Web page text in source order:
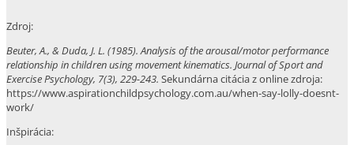
Zdroj:
Beuter, A., & Duda, J. L. (1985). Analysis of the arousal/motor performance
relationship in children using movement kinematics. Journal of Sport and
Exercise Psychology, 7(3), 229-243. Sekundárna citácia z online zdroja:
https://www.aspirationchildpsychology.com.au/when-say-lolly-doesnt-
work/
Inšpirácia: